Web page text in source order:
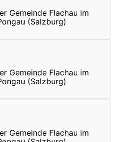
Gemeinde Flachau im
(Salzburg)
Gemeinde Flachau im
(Salzburg)
Gemeinde Flachau im